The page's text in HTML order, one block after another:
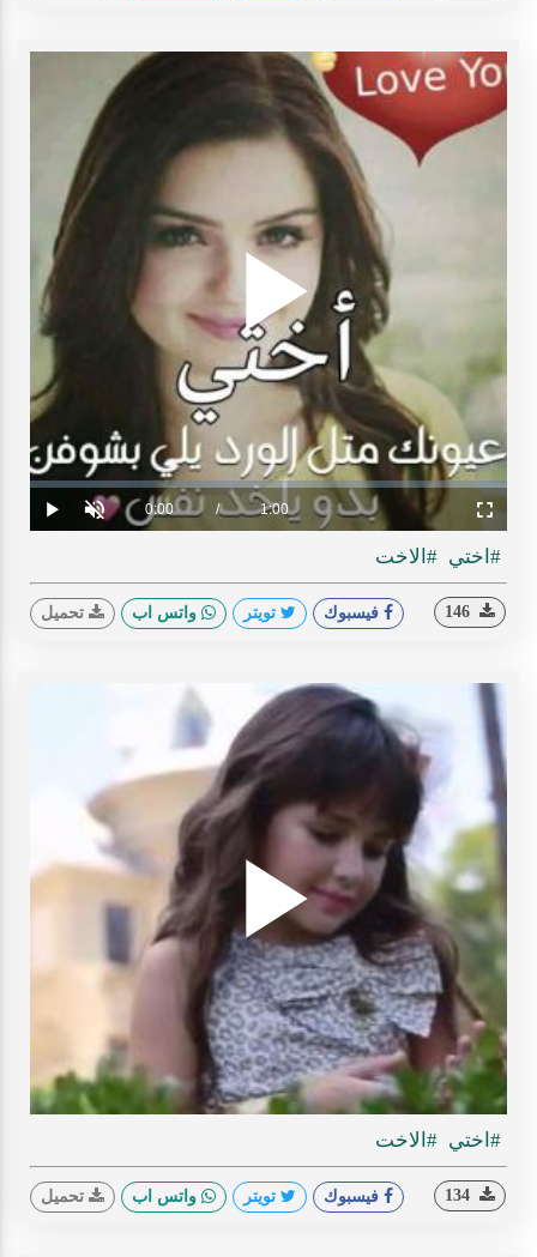
Play
Play Unmute Current
0:00 / Duration
1:00
Loaded:
0%
Progress:
0%
Fullscreen
#اختي #الاخت
فيسبوك تويتر واتس اب تحميل
Play
#اختي #الاخت
فيسبوك تويتر واتس اب تحميل